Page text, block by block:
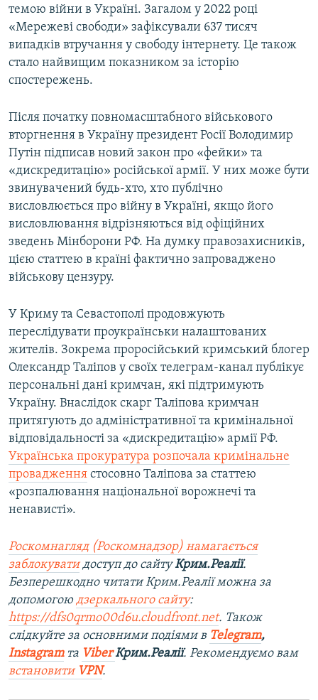
темою війни в Україні. Загалом у 2022 році
«Мережеві свободи» зафіксували 637 тисяч
випадків втручання у свободу інтернету. Це також
стало найвищим показником за історію
спостережень.
Після початку повномасштабного військового
вторгнення в Україну президент Росії Володимир
Путін підписав новий закон про «фейки» та
«дискредитацію» російської армії. У них може бути
звинувачений будь-хто, хто публічно
висловлюється про війну в Україні, якщо його
висловлювання відрізняються від офіційних
зведень Мінборони РФ. На думку правозахисників,
цією статтею в країні фактично запроваджено
військову цензуру.
У Криму та Севастополі продовжують
переслідувати проукраїнськи налаштованих
жителів. Зокрема проросійський кримський блогер
Олександр Таліпов у своїх телеграм-канал публікує
персональні дані кримчан, які підтримують
Україну. Внаслідок скарг Таліпова кримчан
притягують до адміністративної та кримінальної
відповідальності за «дискредитацію» армії РФ.
Українська прокуратура розпочала кримінальне
провадження стосовно Таліпова за статтею
«розпалювання національної ворожнечі та
ненависті».
Роскомнагляд (Роскомнадзор) намагається
заблокуватидоступ до сайтуКрим.Реалії.
Безперешкодно читати Крим.Реалії можна за
допомогою дзеркального сайту:
https://dfs0qrmo00d6u.cloudfront.net. Також
слідкуйте за основними подіями в Telegram,
Instagramта ViberКрим.Реалії. Рекомендуємо вам
встановити VPN.